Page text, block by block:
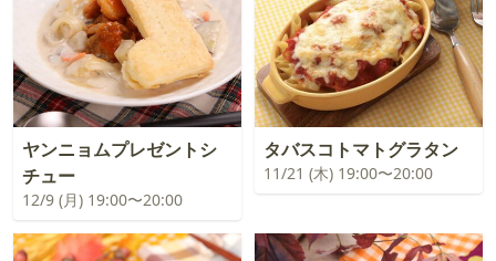
ヤンニョムプレゼントシ
チュー
12/9 (月) 19:00〜20:00
タバスコトマトグラタン
11/21 (木) 19:00〜20:00